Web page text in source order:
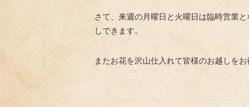
さて、来週の月曜日と火曜日は臨時営業
しできます。
またお花を沢山仕入れて皆様のお越しをお